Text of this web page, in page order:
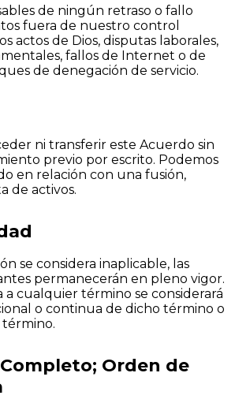
de ningún retraso o fallo
fuera de nuestro control
actos de Dios, disputas laborales,
fallos de Internet o de
de denegación de servicio.
ni transferir este Acuerdo sin
previo por escrito. Podemos
en relación con una fusión,
de activos.
se considera inaplicable, las
permanecerán en pleno vigor.
cualquier término se considerará
o continua de dicho término o
Orden de